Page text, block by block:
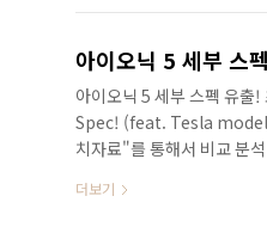
미엄 자동차 시장에서 후발
아이오닉 5 세부 스펙 유
Spec! (feat. Tesla model
치자료"를 통해서 비교 분
길 추천합니다. 이전부터
더보기